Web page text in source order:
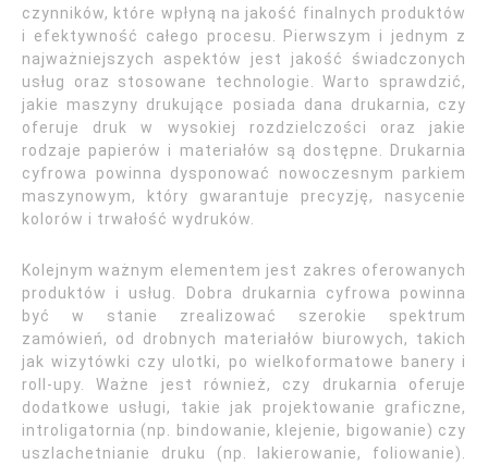
czynników, które wpłyną na jakość finalnych produktów
i efektywność całego procesu. Pierwszym i jednym z
najważniejszych aspektów jest jakość świadczonych
usług oraz stosowane technologie. Warto sprawdzić,
jakie maszyny drukujące posiada dana drukarnia, czy
oferuje druk w wysokiej rozdzielczości oraz jakie
rodzaje papierów i materiałów są dostępne. Drukarnia
cyfrowa powinna dysponować nowoczesnym parkiem
maszynowym, który gwarantuje precyzję, nasycenie
kolorów i trwałość wydruków.
Kolejnym ważnym elementem jest zakres oferowanych
produktów i usług. Dobra drukarnia cyfrowa powinna
być w stanie zrealizować szerokie spektrum
zamówień, od drobnych materiałów biurowych, takich
jak wizytówki czy ulotki, po wielkoformatowe banery i
roll-upy. Ważne jest również, czy drukarnia oferuje
dodatkowe usługi, takie jak projektowanie graficzne,
introligatornia (np. bindowanie, klejenie, bigowanie) czy
uszlachetnianie druku (np. lakierowanie, foliowanie).